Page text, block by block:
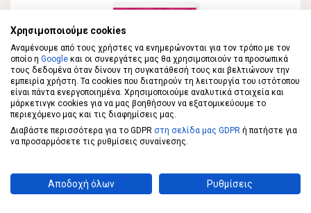
MISKO
Χρησιμοποιούμε cookies
Αναμένουμε από τους χρήστες να ενημερώνονται για τον τρόπο με τον
οποίο η Google και οι συνεργάτες μας θα χρησιμοποιούν τα προσωπικά
τους δεδομένα όταν δίνουν τη συγκατάθεσή τους και βελτιώνουν την
εμπειρία χρήστη. Τα cookies που διατηρούν τη λειτουργία του ιστότοπου
είναι πάντα ενεργοποιημένα. Χρησιμοποιούμε αναλυτικά στοιχεία και
μάρκετινγκ cookies για να μας βοηθήσουν να εξατομικεύουμε το
περιεχόμενο μας και τις διαφημίσεις μας.
Διαβάστε περισσότερα για το GDPR στη σελίδα μας GDPR ή πατήστε για
να προσαρμόσετε τις ρυθμίσεις συναίνεσης.
Αποδοχή όλων Ρυθμίσεις